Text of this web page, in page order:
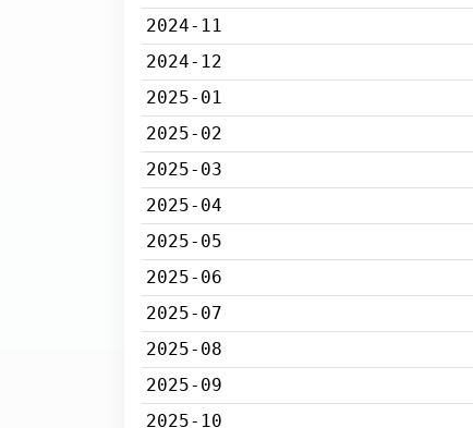
2024-11
2024-12
2025-01
2025-02
2025-03
2025-04
2025-05
2025-06
2025-07
2025-08
2025-09
2025-10